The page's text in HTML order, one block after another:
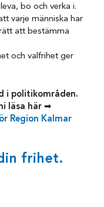
bo och verka i.
varje människa har
att bestämma
och valfrihet ger
i politikområden.
läsa här ➡
Region Kalmar
frihet.